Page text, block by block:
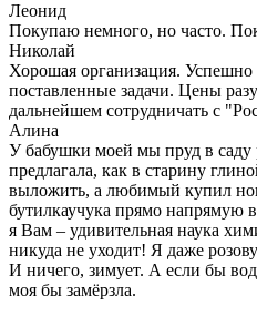
Леонид
Покупаю немного, но часто.
Николай
Хорошая организация.
поставленные задачи. Цены
дальнейшем сотрудничать с
Алина
У бабушки моей мы пруд в саду
предлагала, как в старину
выложить, а любимый купил
бутилкаучука прямо напрямую
я Вам – удивительная наука
никуда не уходит! Я даже
И ничего, зимует. А если бы
моя бы замёрзла.